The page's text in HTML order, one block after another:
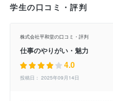
学生の口コミ・評判
株式会社平和堂の口コミ・評判
仕事のやりがい・魅力
4.0
投稿日： 2025年09月14日